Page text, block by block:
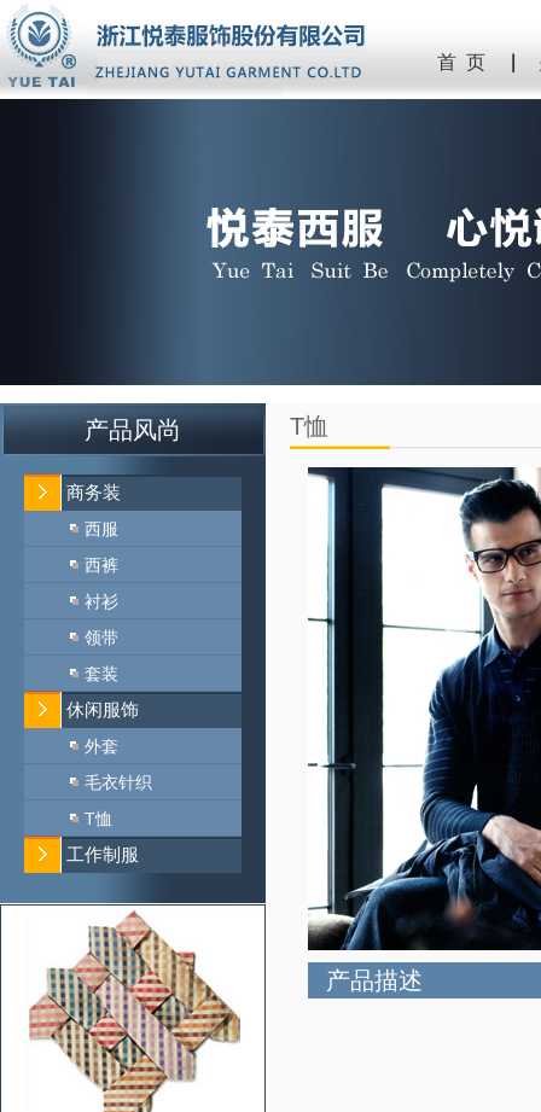
首 页
产品风尚
商务装
西服
西裤
衬衫
领带
套装
休闲服饰
外套
毛衣针织
T恤
工作制服
T恤
产品描述